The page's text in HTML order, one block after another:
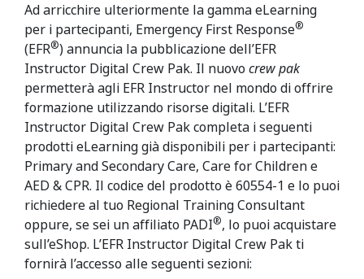
Ad arricchire ulteriormente la gamma eLearning
per i partecipanti, Emergency First Response®
(EFR®) annuncia la pubblicazione dell’EFR
Instructor Digital Crew Pak. Il nuovocrew pak
permetterà agli EFR Instructor nel mondo di offrire
formazione utilizzando risorse digitali. L’EFR
Instructor Digital Crew Pak completa i seguenti
prodotti eLearning già disponibili per i partecipanti:
Primary and Secondary Care, Care for Children e
AED & CPR. Il codice del prodotto è 60554-1 e lo puoi
richiedere al tuo Regional Training Consultant
oppure, se sei un affiliato PADI®, lo puoi acquistare
sull’eShop. L’EFR Instructor Digital Crew Pak ti
fornirà l’accesso alle seguenti sezioni: